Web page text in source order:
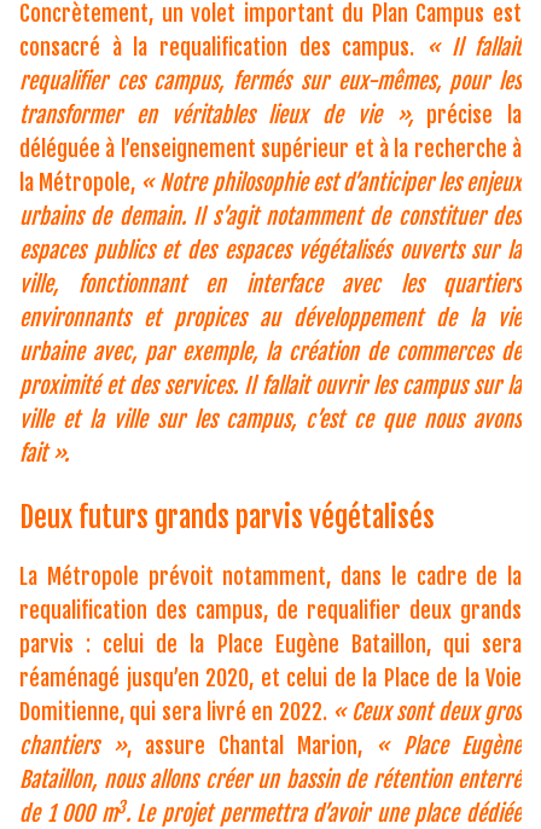
Concrètement, un volet important du Plan Campus est
consacré à la requalification des campus. « Il fallait
requalifier ces campus, fermés sur eux-mêmes, pour les
transformer en véritables lieux de vie », précise la
déléguée à l’enseignement supérieur et à la recherche à
la Métropole, « Notre philosophie est d’anticiper les enjeux
urbains de demain. Il s’agit notamment de constituer des
espaces publics et des espaces végétalisés ouverts sur la
ville, fonctionnant en interface avec les quartiers
environnants et propices au développement de la vie
urbaine avec, par exemple, la création de commerces de
proximité et des services. Il fallait ouvrir les campus sur la
ville et la ville sur les campus, c’est ce que nous avons
fait ».
Deux futurs grands parvis végétalisés
La Métropole prévoit notamment, dans le cadre de la
requalification des campus, de requalifier deux grands
parvis : celui de la Place Eugène Bataillon, qui sera
réaménagé jusqu’en 2020, et celui de la Place de la Voie
Domitienne, qui sera livré en 2022. « Ceux sont deux gros
chantiers », assure Chantal Marion, « Place Eugène
Bataillon, nous allons créer un bassin de rétention enterré
de 1 000m3. Le projet permettra d’avoir une place dédiée